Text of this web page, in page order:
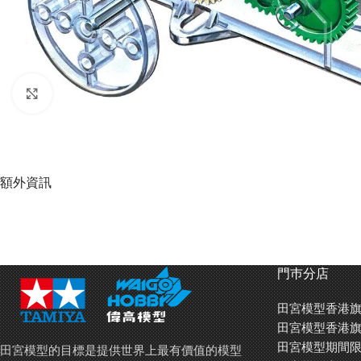
Click to enlarge
額外資訊
田宮模型的目標是提供世界上最有價值的模型
門巿分店
田宮模型香港
田宮模型香港
田宮模型期間